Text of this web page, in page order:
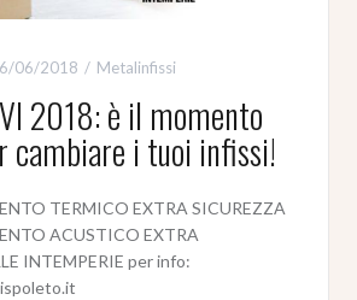
06/2018 Metalinfissi
2018: è il momento
cambiare i tuoi infissi!
TERMICO EXTRA SICUREZZA
ACUSTICO EXTRA
INTEMPERIE per info: